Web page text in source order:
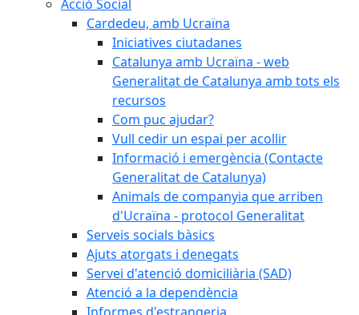
Acció Social
Cardedeu, amb Ucraïna
Iniciatives ciutadanes
Catalunya amb Ucraïna - web
Generalitat de Catalunya amb tots els
recursos
Com puc ajudar?
Vull cedir un espai per acollir
Informació i emergència (Contacte
Generalitat de Catalunya)
Animals de companyia que arriben
d'Ucraïna - protocol Generalitat
Serveis socials bàsics
Ajuts atorgats i denegats
Servei d'atenció domiciliària (SAD)
Atenció a la dependència